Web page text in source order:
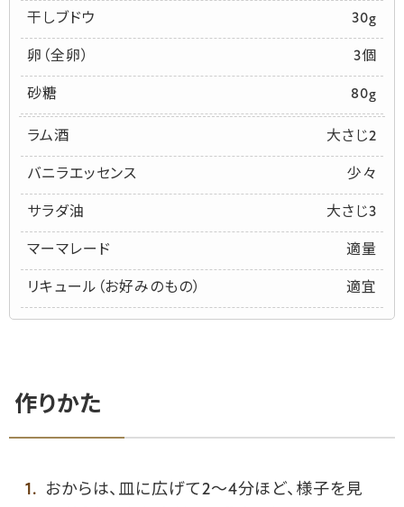
干しブドウ 30g
卵（全卵） 3個
砂糖 80g
ラム酒 大さじ2
バニラエッセンス 少々
サラダ油 大さじ3
マーマレード 適量
リキュール（お好みのもの） 適宜
作りかた
おからは、皿に広げて2～4分ほど、様子を見